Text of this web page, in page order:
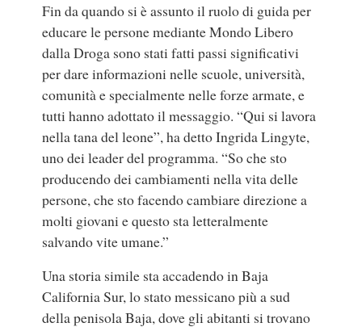
Fin da quando si è assunto il ruolo di guida per
educare le persone mediante Mondo Libero
dalla Droga sono stati fatti passi significativi
per dare informazioni nelle scuole, università,
comunità e specialmente nelle forze armate, e
tutti hanno adottato il messaggio. “Qui si lavora
nella tana del leone”, ha detto Ingrida Lingyte,
uno dei leader del programma. “So che sto
producendo dei cambiamenti nella vita delle
persone, che sto facendo cambiare direzione a
molti giovani e questo sta letteralmente
salvando vite umane.”
Una storia simile sta accadendo in Baja
California Sur, lo stato messicano più a sud
della penisola Baja, dove gli abitanti si trovano